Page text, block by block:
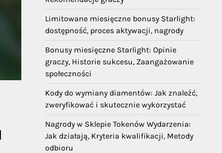
Limitowane miesięczne bonusy Starlight:
dostępność, proces aktywacji, nagrody
Bonusy miesięczne Starlight: Opinie
graczy, Historie sukcesu, Zaangażowanie
społeczności
Kody do wymiany diamentów: Jak znaleźć,
zweryfikować i skutecznie wykorzystać
Nagrody w Sklepie Tokenów Wydarzenia:
Jak działają, Kryteria kwalifikacji, Metody
odbioru